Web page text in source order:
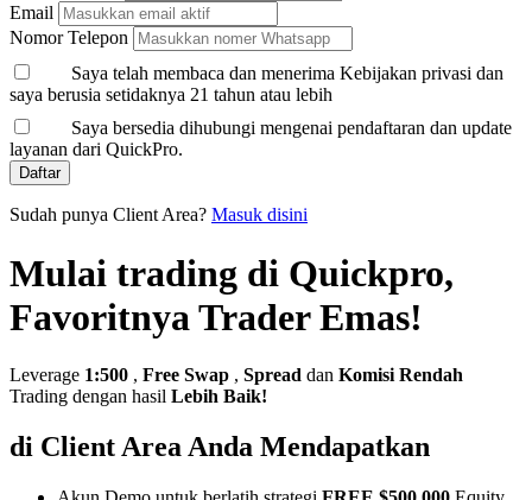
Email
Nomor Telepon
Saya telah membaca dan menerima Kebijakan privasi dan
saya berusia setidaknya 21 tahun atau lebih
Saya bersedia dihubungi mengenai pendaftaran dan update
layanan dari QuickPro.
Daftar
Sudah punya Client Area? Masuk disini
Mulai trading di Quickpro,
Favoritnya Trader Emas!
Leverage 1:500 , Free Swap , Spread dan Komisi Rendah
Trading dengan hasil Lebih Baik!
di Client Area Anda Mendapatkan